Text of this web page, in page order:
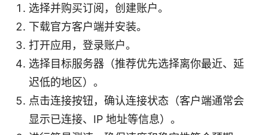
选择并购买订阅，创建账户。
下载官方客户端并安装。
打开应用，登录账户。
选择目标服务器（推荐优先选择离你最近、延
迟低的地区）。
点击连接按钮，确认连接状态（客户端通常会
显示已连接、IP 地址等信息）。